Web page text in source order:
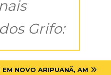
Grifo:
NOVO ARIPUANÃ, AM